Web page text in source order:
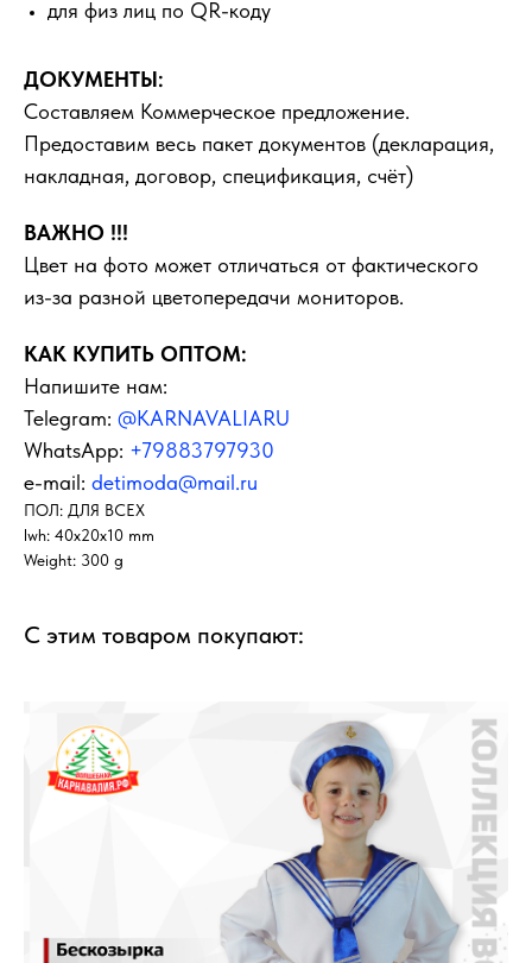
для физ лиц по QR-коду
ДОКУМЕНТЫ:
Составляем Коммерческое предложение.
Предоставим весь пакет документов (декларация,
накладная, договор, спецификация, счёт)
ВАЖНО !!!
Цвет на фото может отличаться от фактического
из-за разной цветопередачи мониторов.
КАК КУПИТЬ ОПТОМ:
Напишите нам:
Telegram: @KARNAVALIARU
WhatsApp: +79883797930
e-mail: detimoda@mail.ru
ПОЛ: ДЛЯ ВСЕХ
lwh: 40x20x10 mm
Weight: 300 g
С этим товаром покупают: